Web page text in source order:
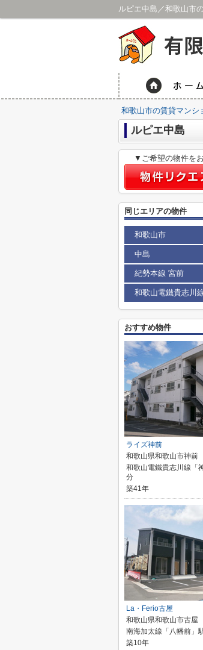
ルピエ中島／和歌山市
和歌山市の賃貸マンシ
ルピエ中島
▼ご希望の物件を
同じエリアの物件
和歌山市
中島
紀勢本線 宮前
和歌山電鐵貴志川
おすすめ物件
ライズ神前
和歌山県和歌山市神前
和歌山電鐵貴志川線「
分
築41年
La・Ferio古屋
和歌山県和歌山市古屋
南海加太線「八幡前」
築10年